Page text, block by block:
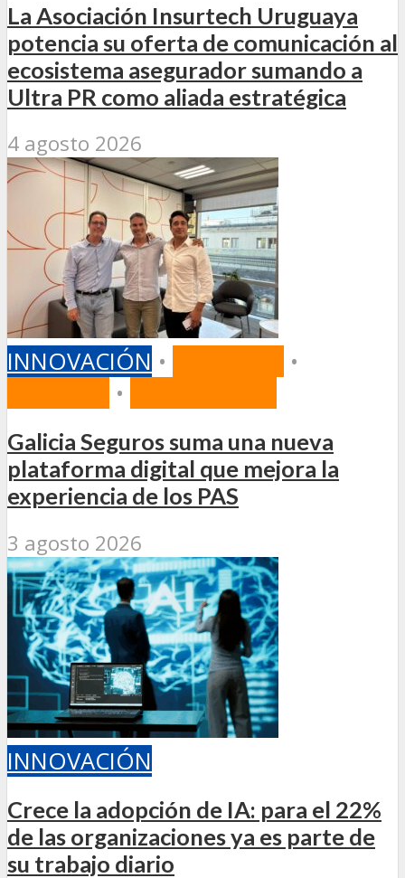
La Asociación Insurtech Uruguaya
potencia su oferta de comunicación al
ecosistema asegurador sumando a
Ultra PR como aliada estratégica
4 agosto 2026
INNOVACIÓN •
•
•
Galicia Seguros suma una nueva
plataforma digital que mejora la
experiencia de los PAS
3 agosto 2026
INNOVACIÓN
Crece la adopción de IA: para el 22%
de las organizaciones ya es parte de
su trabajo diario